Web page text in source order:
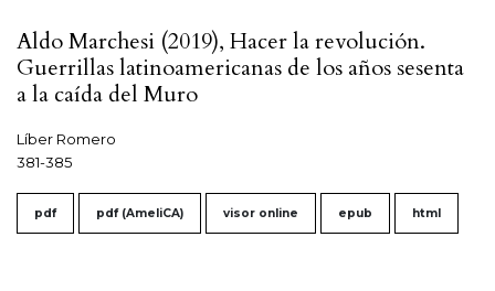
Aldo Marchesi (2019), Hacer la revolución.
Guerrillas latinoamericanas de los años sesenta
a la caída del Muro
Líber Romero
381-385
pdf pdf (AmeliCA) visor online epub html